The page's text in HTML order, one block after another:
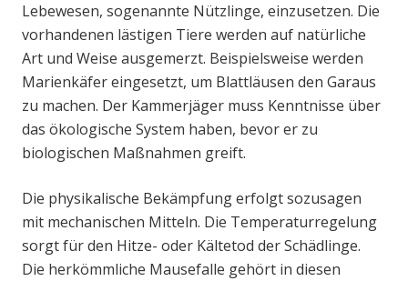
Lebewesen, sogenannte Nützlinge, einzusetzen. Die
vorhandenen lästigen Tiere werden auf natürliche
Art und Weise ausgemerzt. Beispielsweise werden
Marienkäfer eingesetzt, um Blattläusen den Garaus
zu machen. Der Kammerjäger muss Kenntnisse über
das ökologische System haben, bevor er zu
biologischen Maßnahmen greift.
Die physikalische Bekämpfung erfolgt sozusagen
mit mechanischen Mitteln. Die Temperaturregelung
sorgt für den Hitze- oder Kältetod der Schädlinge.
Die herkömmliche Mausefalle gehört in diesen